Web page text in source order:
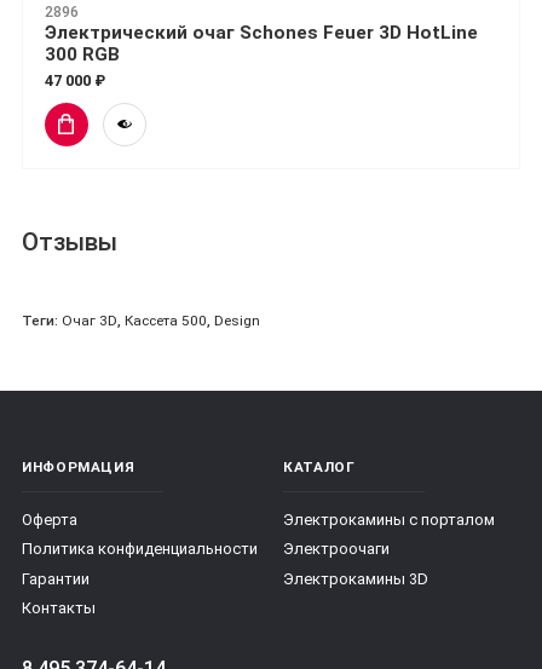
2896
Электрический очаг Schones Feuer 3D HotLine
300 RGB
47 000 ₽
Отзывы
Теги: Очаг 3D, Кассета 500, Design
ИНФОРМАЦИЯ
Оферта
Политика конфиденциальности
Гарантии
Контакты
КАТАЛОГ
Электрокамины с порталом
Электроочаги
Электрокамины 3D